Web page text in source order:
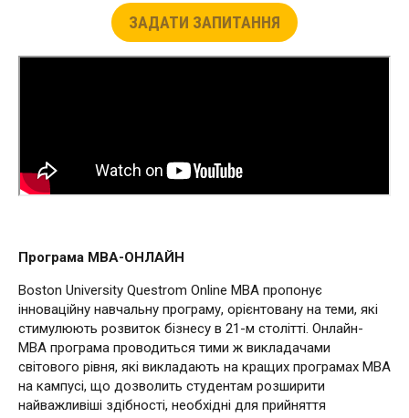
ЗАДАТИ ЗАПИТАННЯ
Програма МВА-ОНЛАЙН
Boston University Questrom Online MBA пропонує
інноваційну навчальну програму, орієнтовану на теми, які
стимулюють розвиток бізнесу в 21-м столітті. Онлайн-
MBA програма проводиться тими ж викладачами
світового рівня, які викладають на кращих програмах MBA
на кампусі, що дозволить студентам розширити
найважливіші здібності, необхідні для прийняття